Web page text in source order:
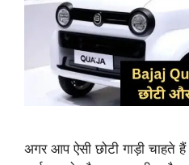
अगर आप ऐसी छोटी गाड़ी चाहते